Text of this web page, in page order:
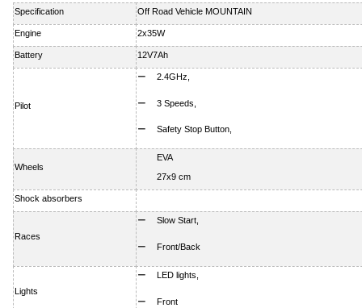
Specification Off Road Vehicle MOUNTAIN
Engine 2x35W
Battery 12V7Ah
Pilot
2.4GHz,
3 Speeds,
Safety Stop Button,
Wheels
EVA
27x9 cm
Shock absorbers
Races
Slow Start,
Front/Back
Lights
LED lights,
Front